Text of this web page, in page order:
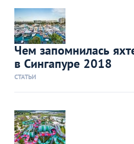
Чем запомнилась
в Сингапуре 2018
СТАТЬИ